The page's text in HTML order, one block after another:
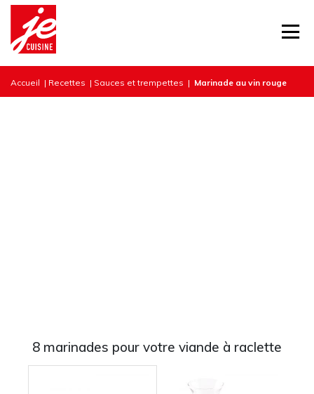
Accueil | Recettes | Sauces et trempettes | Marinade au vin rouge
8 marinades pour votre viande à raclette